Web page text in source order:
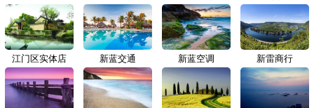
江门区实体店 新蓝交通 新蓝空调 新雷商行